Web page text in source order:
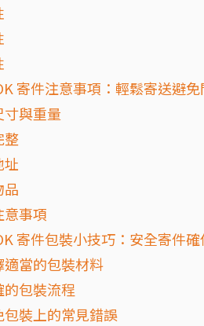
寄件注意事項：輕鬆寄送避免
寸與重量
整
址
品
意事項
寄件包裝小技巧：安全寄件
適當的包裝材料
的包裝流程
包裝上的常見錯誤